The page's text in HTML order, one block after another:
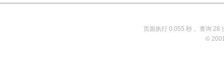
页面执行 0.055 秒， 查询 28
©